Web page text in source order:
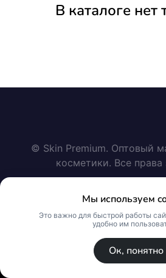
В каталоге
© Skin Premium. Оптовый
косметики. Все
Политика
Публичная
Создано на платформе
Мы используем
Это важно для быстрой работы
удобно им
Ок, понятно